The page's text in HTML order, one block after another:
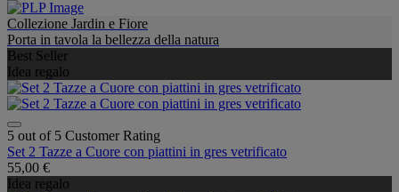
Collezione Jardin e Fiore
Porta in tavola la bellezza della natura
Best Seller
Idea regalo
5 out of 5 Customer Rating
Set 2 Tazze a Cuore con piattini in gres vetrificato
55,00 €
Idea regalo